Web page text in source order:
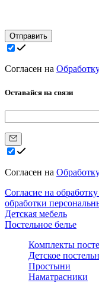
Отправить
Согласен на
Оставайся на связи
Согласен на
Согласие на
обработки
Детская мебель
Постельное белье
Комплекты
Детское
Простыни
Наматрасники